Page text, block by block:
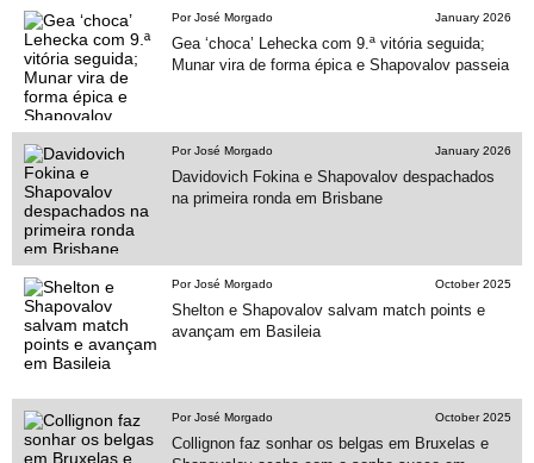
Por José Morgado January 2026
Gea ‘choca’ Lehecka com 9.ª vitória seguida;
Munar vira de forma épica e Shapovalov passeia
Por José Morgado January 2026
Davidovich Fokina e Shapovalov despachados
na primeira ronda em Brisbane
Por José Morgado October 2025
Shelton e Shapovalov salvam match points e
avançam em Basileia
Por José Morgado October 2025
Collignon faz sonhar os belgas em Bruxelas e